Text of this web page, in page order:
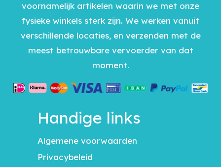
voornamelijk artikelen waarin we met onze
fysieke winkels sterk zijn. We werken vanuit
verschillende locaties, en verzenden met de
meest betrouwbare vervoerder van dat
moment.
Handige links
Algemene voorwaarden
Privacybeleid